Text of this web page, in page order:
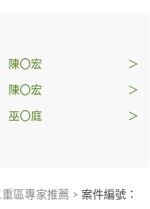
陳〇宏 ＞
陳〇宏 ＞
巫〇庭 ＞
區專家推薦 > 案件編號：